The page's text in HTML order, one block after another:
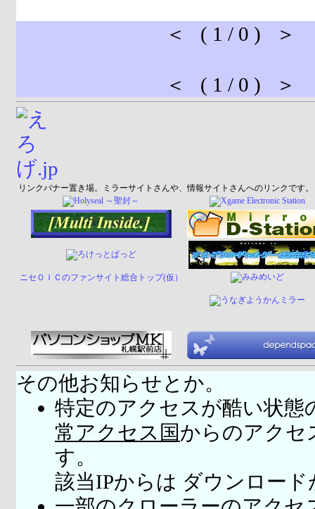
＜ ( 1 / 0 ) ＞
＜ ( 1 / 0 ) ＞
リンクバナー置き場。ミラーサイトさんや、情報サイトさんへのリンクです。
ニセＯＩＣのファンサイト総合トップ(仮）
その他お知らせとか。
特定のアクセスが酷い状態
常アクセス国からのアクセ
す。
該当IPからは ダウンロー